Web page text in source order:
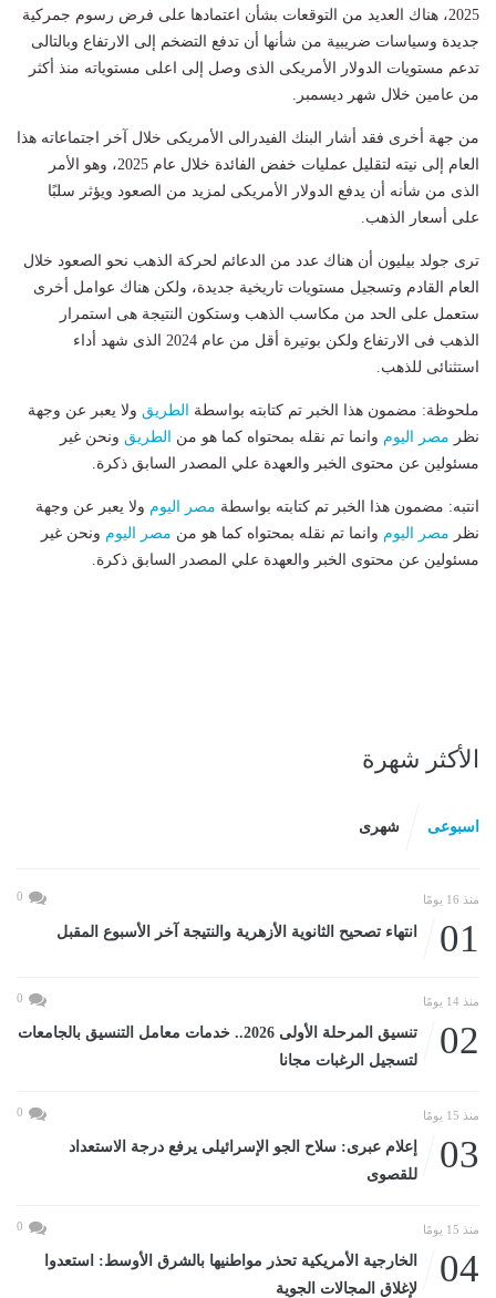
2025، هناك العديد من التوقعات بشأن اعتمادها على فرض رسوم جمركية
جديدة وسياسات ضريبية من شأنها أن تدفع التضخم إلى الارتفاع وبالتالى
تدعم مستويات الدولار الأمريكى الذى وصل إلى اعلى مستوياته منذ أكثر
من عامين خلال شهر ديسمبر.
من جهة أخرى فقد أشار البنك الفيدرالى الأمريكى خلال آخر اجتماعاته هذا
العام إلى نيته لتقليل عمليات خفض الفائدة خلال عام 2025، وهو الأمر
الذى من شأنه أن يدفع الدولار الأمريكى لمزيد من الصعود ويؤثر سلبًا
على أسعار الذهب.
ترى جولد بيليون أن هناك عدد من الدعائم لحركة الذهب نحو الصعود خلال
العام القادم وتسجيل مستويات تاريخية جديدة، ولكن هناك عوامل أخرى
ستعمل على الحد من مكاسب الذهب وستكون النتيجة هى استمرار
الذهب فى الارتفاع ولكن بوتيرة أقل من عام 2024 الذى شهد أداء
استثنائى للذهب.
ملحوظة: مضمون هذا الخبر تم كتابته بواسطة الطريق ولا يعبر عن وجهة
نظر مصر اليوم وانما تم نقله بمحتواه كما هو من الطريق ونحن غير
مسئولين عن محتوى الخبر والعهدة علي المصدر السابق ذكرة.
انتبه: مضمون هذا الخبر تم كتابته بواسطة مصر اليوم ولا يعبر عن وجهة
نظر مصر اليوم وانما تم نقله بمحتواه كما هو من مصر اليوم ونحن غير
مسئولين عن محتوى الخبر والعهدة علي المصدر السابق ذكرة.
الأكثر شهرة
اسبوعى شهرى
منذ 16 يومًا 0
01 انتهاء تصحيح الثانوية الأزهرية والنتيجة آخر الأسبوع المقبل
منذ 14 يومًا 0
02
تنسيق المرحلة الأولى 2026.. خدمات معامل التنسيق بالجامعات
لتسجيل الرغبات مجانا
منذ 15 يومًا 0
03
إعلام عبرى: سلاح الجو الإسرائيلى يرفع درجة الاستعداد
للقصوى
منذ 15 يومًا 0
04
الخارجية الأمريكية تحذر مواطنيها بالشرق الأوسط: استعدوا
لإغلاق المجالات الجوية